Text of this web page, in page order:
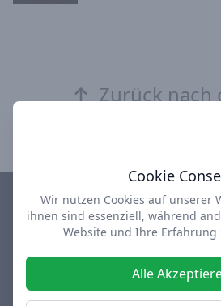
Zurück nach
Impressum Datenschutz
design-depot Shop
Facebook
Cookie
Wir nutzen Cookies auf unserer
ihnen sind essenziell, während
Website und Ihre Erfahrung
Alle